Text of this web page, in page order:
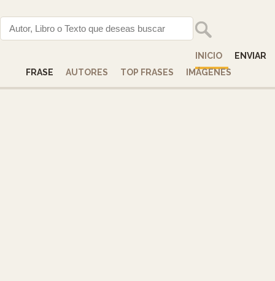
INICIO
ENVIAR
FRASE
AUTORES TOP FRASES IMÁGENES